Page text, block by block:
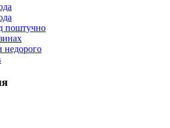
поштучно
недорого